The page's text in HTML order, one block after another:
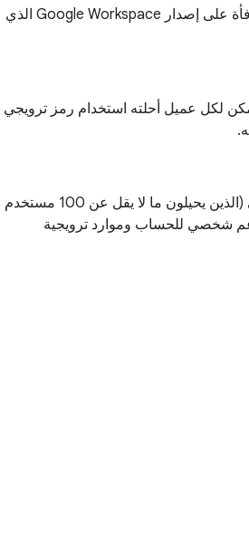
ستحصل على مكافأة مرة واحدة لكل مستخدم جديد تحيله، ويمكنك إحالة ما يصل إلى 100 مستخدم لكل حساب وبحد أقصى قدره 200 مستخدم سنويًا. يعتمد مبلغ المكافأة على إصدار Google Workspace الذي
لكل عميل أحلته استخدام رمز ترويجي
فهو مُصمّم للمُحيلين من المستوى الأعلى (الذين يحيلون ما لا يقل عن 100 مستخدم
شخصي للحساب وموارد ترويجية